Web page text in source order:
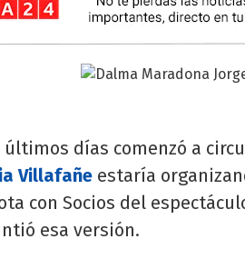
últimos días comenzó a
Villafañe estaría
con Socios del
esa versión.